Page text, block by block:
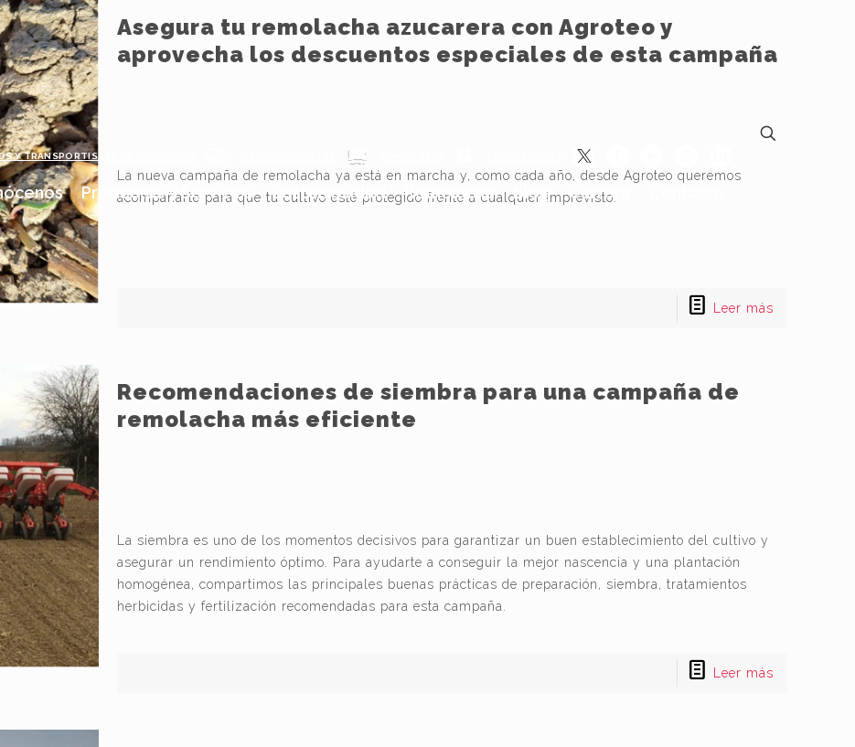
Y TRANSPORTISTAS DE REMOLACHA
Productos y Servicios Sostenibilidad Remolacha Blog Carrera
Asegura tu remolacha azucarera con Agroteo y
aprovecha los descuentos especiales de esta campaña
La nueva campaña de remolacha ya está en marcha y, como cada año, desde Agroteo queremos
acompañarte para que tu cultivo esté protegido frente a cualquier imprevisto.
Leer más
Recomendaciones de siembra para una campaña de
remolacha más eficiente
La siembra es uno de los momentos decisivos para garantizar un buen establecimiento del cultivo y
asegurar un rendimiento óptimo. Para ayudarte a conseguir la mejor nascencia y una plantación
homogénea, compartimos las principales buenas prácticas de preparación, siembra, tratamientos
herbicidas y fertilización recomendadas para esta campaña.
Leer más